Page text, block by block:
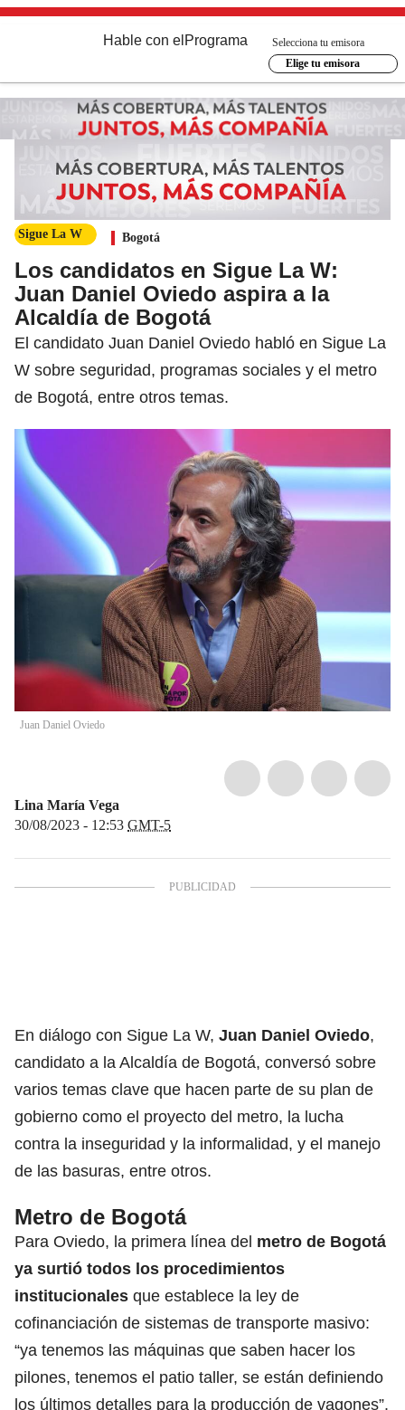
Hable con el Programa
Selecciona tu emisora
Elige tu emisora
Sigue La W Bogotá
Los candidatos en Sigue La W:
Juan Daniel Oviedo aspira a la
Alcaldía de Bogotá
El candidato Juan Daniel Oviedo habló en Sigue La
W sobre seguridad, programas sociales y el metro
de Bogotá, entre otros temas.
Juan Daniel Oviedo
Lina María Vega
30/08/2023 - 12:53 GMT-5
En diálogo con Sigue La W, Juan Daniel Oviedo,
candidato a la Alcaldía de Bogotá, conversó sobre
varios temas clave que hacen parte de su plan de
gobierno como el proyecto del metro, la lucha
contra la inseguridad y la informalidad, y el manejo
de las basuras, entre otros.
Metro de Bogotá
Para Oviedo, la primera línea del metro de Bogotá
ya surtió todos los procedimientos
institucionales que establece la ley de
cofinanciación de sistemas de transporte masivo:
“ya tenemos las máquinas que saben hacer los
pilones, tenemos el patio taller, se están definiendo
los últimos detalles para la producción de vagones”.